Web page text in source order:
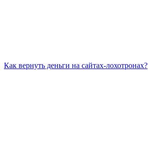
Как вернуть деньги на сайтах-лохотронах?